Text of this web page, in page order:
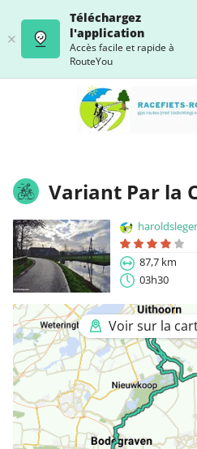
Téléchargez
l'application
Accès facile et rapide à
RouteYou
Variant Par la
87,7 km
03h30
Voir sur la